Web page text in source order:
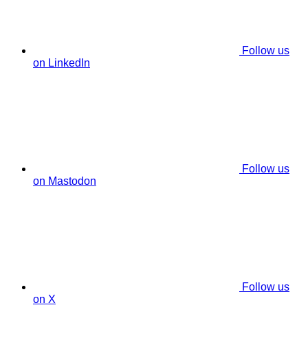
Follow us
on LinkedIn
Follow us
on Mastodon
Follow us
on X